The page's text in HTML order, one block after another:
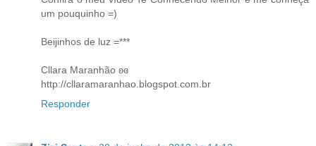
um pouquinho =)
Beijinhos de luz =***
Cllara Maranhão ʚɞ
http://cllaramaranhao.blogspot.com.br
Responder